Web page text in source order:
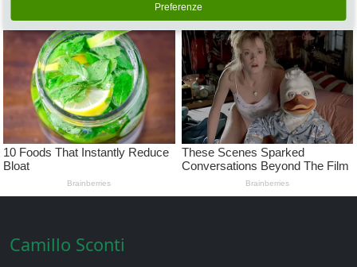
Camillo Sconti
Preferenze